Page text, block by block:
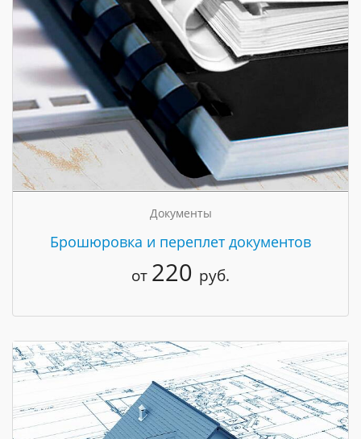
Документы
Брошюровка и переплет документов
от 220 руб.